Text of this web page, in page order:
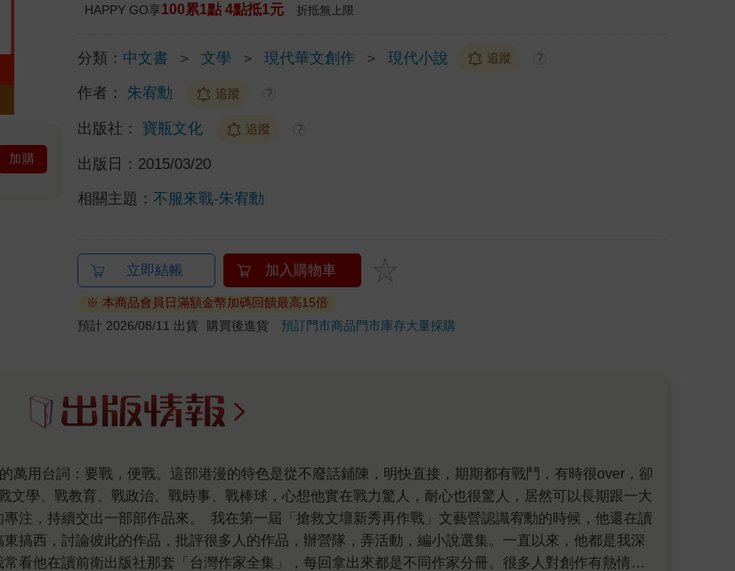
加購
HAPPY GO享100累1點 4點抵1元 折抵無上限
分類： 中文書 ＞ 文學 ＞ 現代華文創作 ＞ 現代小說 追蹤 ?
作者： 朱宥勳 追蹤 ?
出版社： 寶瓶文化 追蹤 ?
出版日： 2015/03/20
相關主題： 不服來戰-朱宥勳
立即結帳 加入購物車
※ 本商品會員日滿額金幣加碼回饋最高15倍
預計 2026/08/11 出貨
購買後進貨預訂門市商品門市庫存大量採購
學、戰教育、戰政治、戰時事、戰棒球，心想他實在戰力驚人，耐心也很驚人，居然可以長期跟一大
注，持續交出一部部作品來。 我在第一屆「搶救文壇新秀再作戰」文藝營認識宥勳的時候，他還在讀
搞西，討論彼此的作品，批評很多人的作品，辦營隊，弄活動，編小說選集。一直以來，他都是我深
看他在讀前衛出版社那套「台灣作家全集」，每回拿出來都是不同作家分冊。很多人對創作有熱情，